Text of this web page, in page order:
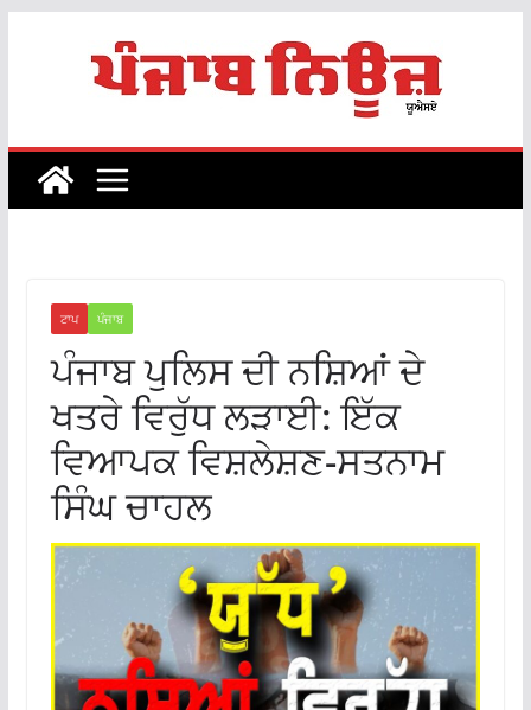
ਟਾਪ ਪੰਜਾਬ
ਪੰਜਾਬ ਪੁਲਿਸ ਦੀ ਨਸ਼ਿਆਂ ਦੇ
ਖਤਰੇ ਵਿਰੁੱਧ ਲੜਾਈ: ਇੱਕ
ਵਿਆਪਕ ਵਿਸ਼ਲੇਸ਼ਣ-ਸਤਨਾਮ
ਸਿੰਘ ਚਾਹਲ